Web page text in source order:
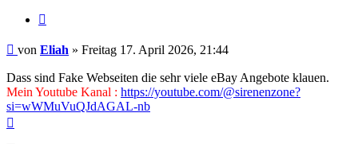
Beitrag
von Eliah » Freitag 17. April 2026, 21:44
Dass sind Fake Webseiten die sehr viele eBay Angebote klauen.
Mein Youtube Kanal : https://youtube.com/@sirenenzone?
si=wWMuVuQJdAGAL-nb